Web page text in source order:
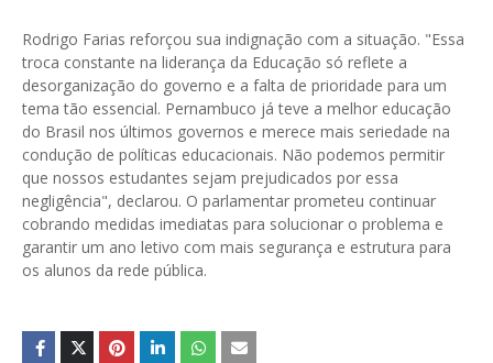
Rodrigo Farias reforçou sua indignação com a situação. "Essa
troca constante na liderança da Educação só reflete a
desorganização do governo e a falta de prioridade para um
tema tão essencial. Pernambuco já teve a melhor educação
do Brasil nos últimos governos e merece mais seriedade na
condução de políticas educacionais. Não podemos permitir
que nossos estudantes sejam prejudicados por essa
negligência", declarou. O parlamentar prometeu continuar
cobrando medidas imediatas para solucionar o problema e
garantir um ano letivo com mais segurança e estrutura para
os alunos da rede pública.